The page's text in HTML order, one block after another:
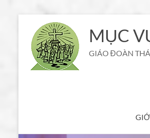
contenu
MỤC
GIÁO ĐOÀN